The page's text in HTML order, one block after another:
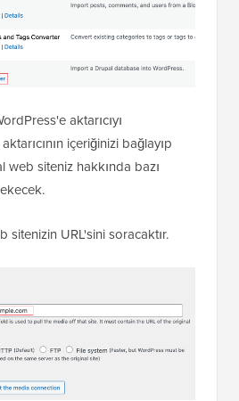
aktarıcıyı
içeriğinizi bağlayıp
web siteniz hakkında bazı
URL'sini soracaktır.